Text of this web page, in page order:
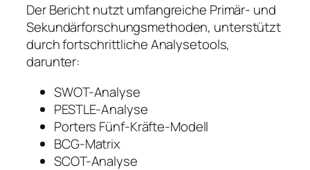
Der Bericht nutzt umfangreiche Primär- und
Sekundärforschungsmethoden, unterstützt
durch fortschrittliche Analysetools,
darunter:
SWOT-Analyse
PESTLE-Analyse
Porters Fünf-Kräfte-Modell
BCG-Matrix
SCOT-Analyse